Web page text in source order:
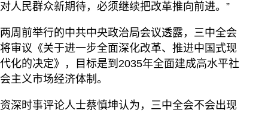
对人民群众新期待，必须继续把改革推向前进。”
两周前举行的中共中央政治局会议透露，三中全会
将审议《关于进一步全面深化改革、推进中国式现
代化的决定》，目标是到2035年全面建成高水平社
会主义市场经济体制。
资深时事评论人士蔡慎坤认为，三中全会不会出现